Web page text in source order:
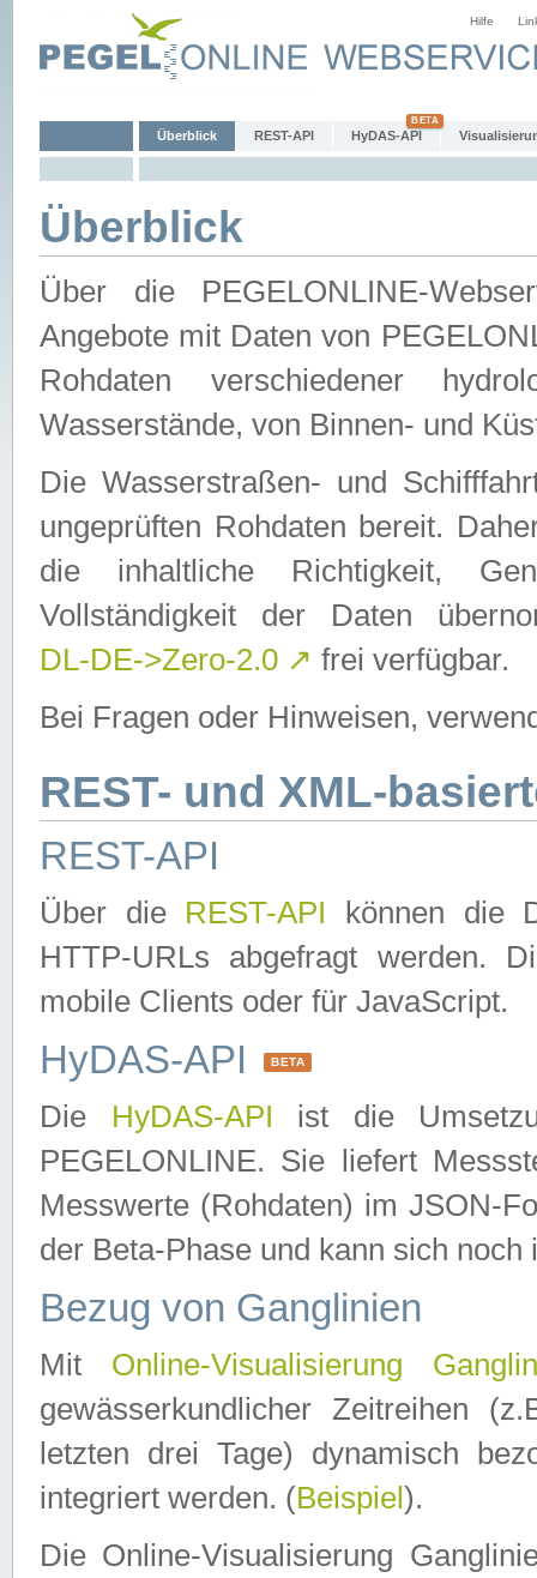
Hilfe
Überblick REST-API HyDAS-API
Überblick
Über die PEGELONLINE-
Angebote mit Daten von
Rohdaten verschiedener
Wasserstände, von Binnen- und
Die Wasserstraßen- und
ungeprüften Rohdaten bereit.
die inhaltliche Richtigkeit,
Vollständigkeit der Daten
DL-DE->Zero-2.0 ↗ frei verfügbar.
Bei Fragen oder Hinweisen,
REST- und XML-
REST-API
Über die REST-API können die
HTTP-URLs abgefragt werden.
mobile Clients oder für JavaScript.
HyDAS-API BETA
Die HyDAS-API ist die
PEGELONLINE. Sie liefert
Messwerte (Rohdaten) im JSON-
der Beta-Phase und kann sich noch
Bezug von Ganglinien
Mit Online-Visualisierung
gewässerkundlicher Zeitreihen
letzten drei Tage) dynamisch
integriert werden. (Beispiel ).
Die Online-Visualisierung